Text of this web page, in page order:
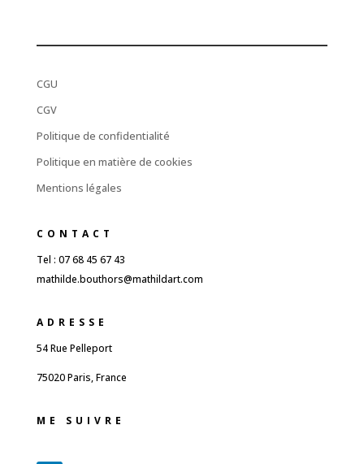
CGU
CGV
Politique de confidentialité
Politique en matière de cookies
Mentions légales
CONTACT
Tel : 07 68 45 67 43
mathilde.bouthors@mathildart.com
ADRESSE
54 Rue Pelleport
75020 Paris, France
ME SUIVRE